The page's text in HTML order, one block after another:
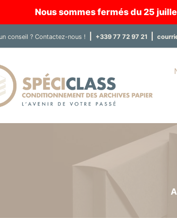
Nous sommes fermés du 25
conseil ? Contactez-nous ! +339 77 72 97 21